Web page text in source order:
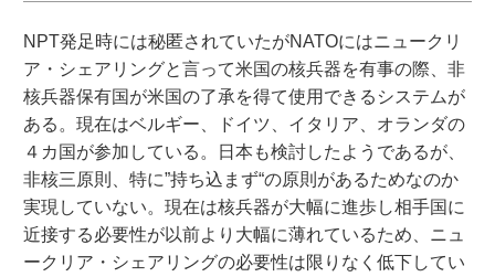
NPT発足時には秘匿されていたがNATOにはニュークリ
ア・シェアリングと言って米国の核兵器を有事の際、非
核兵器保有国が米国の了承を得て使用できるシステムが
ある。現在はベルギー、ドイツ、イタリア、オランダの
４カ国が参加している。日本も検討したようであるが、
非核三原則、特に”持ち込まず“の原則があるためなのか
実現していない。現在は核兵器が大幅に進歩し相手国に
近接する必要性が以前より大幅に薄れているため、ニュ
ークリア・シェアリングの必要性は限りなく低下してい